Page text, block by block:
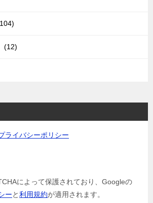
(12)
ライバシーポリシー
によって保護されており、Googleの
ーと利用規約が適用されます。